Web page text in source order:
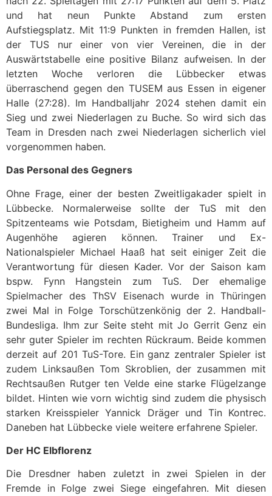
und hat neun Punkte Abstand zum ersten
Aufstiegsplatz. Mit 11:9 Punkten in fremden Hallen, ist
der TUS nur einer von vier Vereinen, die in der
Auswärtstabelle eine positive Bilanz aufweisen. In der
letzten Woche verloren die Lübbecker etwas
überraschend gegen den TUSEM aus Essen in eigener
Halle (27:28). Im Handballjahr 2024 stehen damit ein
Sieg und zwei Niederlagen zu Buche. So wird sich das
Team in Dresden nach zwei Niederlagen sicherlich viel
vorgenommen haben.
Das Personal des Gegners
Ohne Frage, einer der besten Zweitligakader spielt in
Lübbecke. Normalerweise sollte der TuS mit den
Spitzenteams wie Potsdam, Bietigheim und Hamm auf
Augenhöhe agieren können. Trainer und Ex-
Nationalspieler Michael Haaß hat seit einiger Zeit die
Verantwortung für diesen Kader. Vor der Saison kam
bspw. Fynn Hangstein zum TuS. Der ehemalige
Spielmacher des ThSV Eisenach wurde in Thüringen
zwei Mal in Folge Torschützenkönig der 2. Handball-
Bundesliga. Ihm zur Seite steht mit Jo Gerrit Genz ein
sehr guter Spieler im rechten Rückraum. Beide kommen
derzeit auf 201 TuS-Tore. Ein ganz zentraler Spieler ist
zudem Linksaußen Tom Skroblien, der zusammen mit
Rechtsaußen Rutger ten Velde eine starke Flügelzange
bildet. Hinten wie vorn wichtig sind zudem die physisch
starken Kreisspieler Yannick Dräger und Tin Kontrec.
Daneben hat Lübbecke viele weitere erfahrene Spieler.
Der HC Elbflorenz
Die Dresdner haben zuletzt in zwei Spielen in der
Fremde in Folge zwei Siege eingefahren. Mit diesen